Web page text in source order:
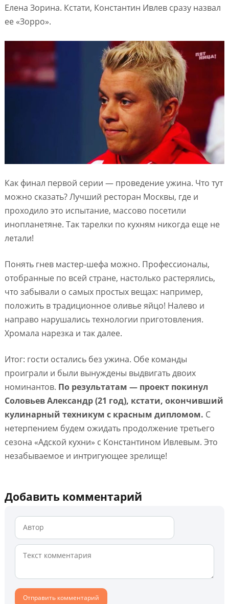
Елена Зорина. Кстати, Константин Ивлев сразу назвал
ее «Зорро».
Как финал первой серии — проведение ужина. Что тут
можно сказать? Лучший ресторан Москвы, где и
проходило это испытание, массово посетили
инопланетяне. Так тарелки по кухням никогда еще не
летали!
Понять гнев мастер-шефа можно. Профессионалы,
отобранные по всей стране, настолько растерялись,
что забывали о самых простых вещах: например,
положить в традиционное оливье яйцо! Налево и
направо нарушались технологии приготовления.
Хромала нарезка и так далее.
Итог: гости остались без ужина. Обе команды
проиграли и были вынуждены выдвигать двоих
номинантов. По результатам — проект покинул
Соловьев Александр (21 год), кстати, окончивший
кулинарный техникум с красным дипломом. С
нетерпением будем ожидать продолжение третьего
сезона «Адской кухни» с Константином Ивлевым. Это
незабываемое и интригующее зрелище!
Добавить комментарий